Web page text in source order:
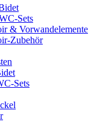
Sets
& Vorwandelemente
Zubehör
Sets